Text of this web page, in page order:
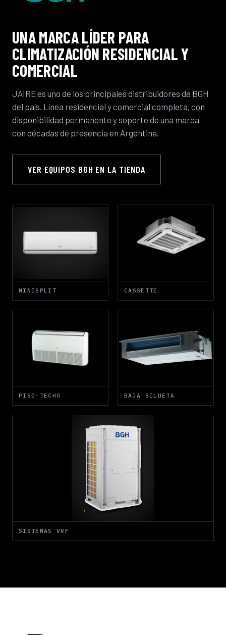
UNA MARCA LÍDER PARA
CLIMATIZACIÓN RESIDENCIAL Y
COMERCIAL
JAIRE es uno de los principales distribuidores de BGH
del país. Línea residencial y comercial completa, con
disponibilidad permanente y soporte de una marca
con décadas de presencia en Argentina.
VER EQUIPOS BGH EN LA TIENDA
MINISPLIT CASSETTE
PISO-TECHO BAJA SILUETA
SISTEMAS VRF